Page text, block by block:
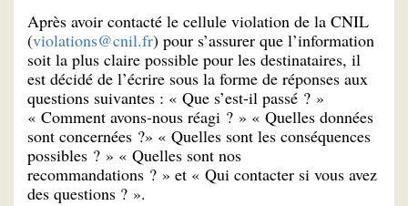
Après avoir contacté le cellule violation de la CNIL
(violations@cnil.fr) pour s’assurer que l’information
soit la plus claire possible pour les destinataires, il
est décidé de l’écrire sous la forme de réponses aux
questions suivantes : « Que s’est-il passé ? »
« Comment avons-nous réagi ? » « Quelles données
sont concernées ?» « Quelles sont les conséquences
possibles ? » « Quelles sont nos
recommandations ? » et « Qui contacter si vous avez
des questions ? ».